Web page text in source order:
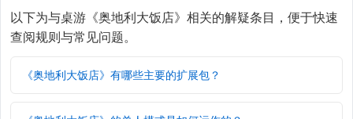
以下为与桌游《奥地利大饭店》相关的解疑条目，便于快速
查阅规则与常见问题。
《奥地利大饭店》有哪些主要的扩展包？